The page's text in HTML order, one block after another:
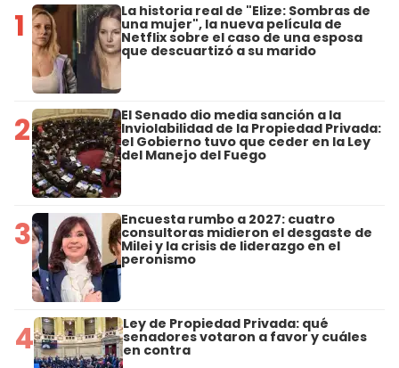
1 La historia real de "Elize: Sombras de
una mujer", la nueva película de
Netflix sobre el caso de una esposa
que descuartizó a su marido
2 El Senado dio media sanción a la
Inviolabilidad de la Propiedad Privada:
el Gobierno tuvo que ceder en la Ley
del Manejo del Fuego
3 Encuesta rumbo a 2027: cuatro
consultoras midieron el desgaste de
Milei y la crisis de liderazgo en el
peronismo
4 Ley de Propiedad Privada: qué
senadores votaron a favor y cuáles
en contra